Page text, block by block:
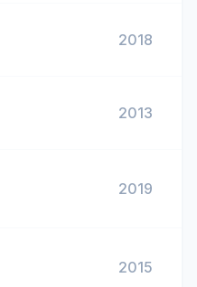
2018
2013
2019
2015